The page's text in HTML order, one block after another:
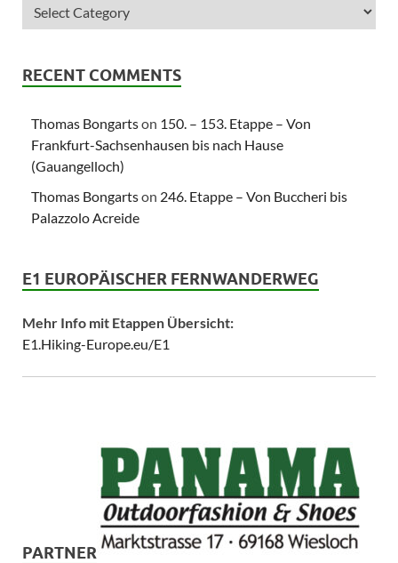
RECENT COMMENTS
Thomas Bongartson 150. – 153. Etappe – Von
Frankfurt-Sachsenhausen bis nach Hause
(Gauangelloch)
Thomas Bongartson 246. Etappe – Von Buccheri bis
Palazzolo Acreide
E1 EUROPÄISCHER FERNWANDERWEG
Mehr Info mit Etappen Übersicht:
E1.Hiking-Europe.eu/E1
PARTNER